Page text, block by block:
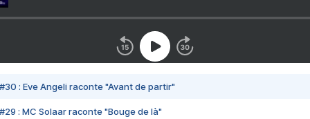
#30 : Eve Angeli raconte "Avant de partir"
#29 : MC Solaar raconte "Bouge de là"